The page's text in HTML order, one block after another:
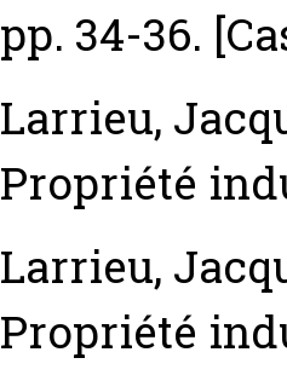
pp. 34-36.
Larrieu,
Propriété
Larrieu,
Propriété